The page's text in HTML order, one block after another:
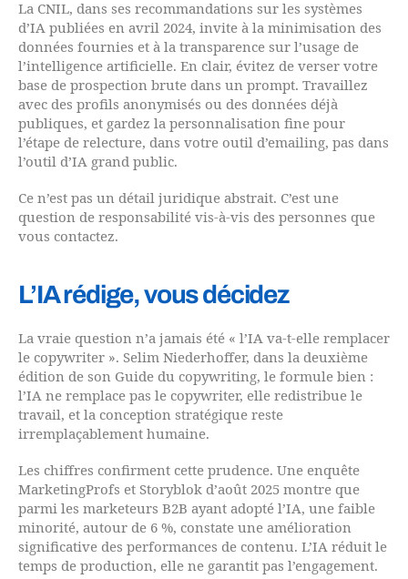
La CNIL, dans ses recommandations sur les systèmes
d’IA publiées en avril 2024, invite à la minimisation des
données fournies et à la transparence sur l’usage de
l’intelligence artificielle. En clair, évitez de verser votre
base de prospection brute dans un prompt. Travaillez
avec des profils anonymisés ou des données déjà
publiques, et gardez la personnalisation fine pour
l’étape de relecture, dans votre outil d’emailing, pas dans
l’outil d’IA grand public.
Ce n’est pas un détail juridique abstrait. C’est une
question de responsabilité vis-à-vis des personnes que
vous contactez.
L’IA rédige, vous décidez
La vraie question n’a jamais été « l’IA va-t-elle remplacer
le copywriter ». Selim Niederhoffer, dans la deuxième
édition de son Guide du copywriting, le formule bien :
l’IA ne remplace pas le copywriter, elle redistribue le
travail, et la conception stratégique reste
irremplaçablement humaine.
Les chiffres confirment cette prudence. Une enquête
MarketingProfs et Storyblok d’août 2025 montre que
parmi les marketeurs B2B ayant adopté l’IA, une faible
minorité, autour de 6 %, constate une amélioration
significative des performances de contenu. L’IA réduit le
temps de production, elle ne garantit pas l’engagement.